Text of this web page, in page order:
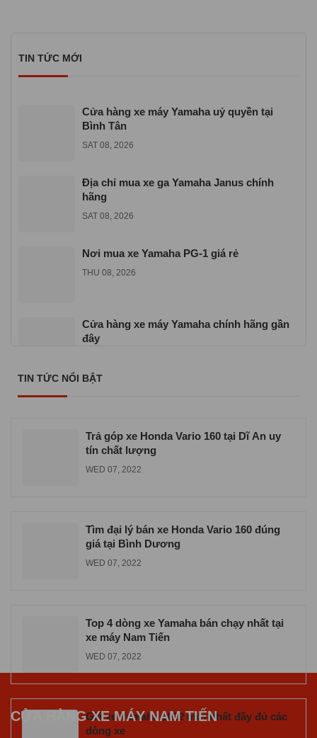
TIN TỨC MỚI
Cửa hàng xe máy Yamaha uỷ quyền tại
Bình Tân
SAT 08, 2026
Địa chỉ mua xe ga Yamaha Janus chính
hãng
SAT 08, 2026
Nơi mua xe Yamaha PG-1 giá rẻ
THU 08, 2026
Cửa hàng xe máy Yamaha chính hãng gần
đây
TIN TỨC NỔI BẬT
Trả góp xe Honda Vario 160 tại Dĩ An uy
tín chất lượng
WED 07, 2022
Tìm đại lý bán xe Honda Vario 160 đúng
giá tại Bình Dương
WED 07, 2022
Top 4 dòng xe Yamaha bán chạy nhất tại
xe máy Nam Tiến
WED 07, 2022
Giá xe Yamaha 2022 mới nhất đầy đủ các
dòng xe
CỬA HÀNG XE MÁY NAM TIẾN